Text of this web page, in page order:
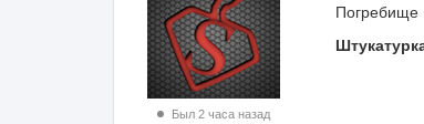
Был 2 часа назад
Погребище